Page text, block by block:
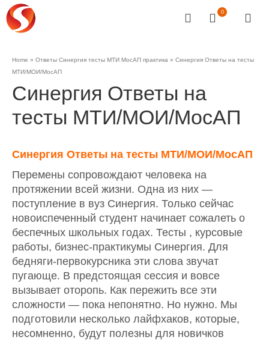
0
Home » Ответы Синергия тесты МТИ МосАП практика » Синергия Ответы на тесты
МТИ/МОИ/МосАП
Синергия Ответы на
тесты МТИ/МОИ/МосАП
Синергия Ответы на тесты МТИ/МОИ/МосАП
Перемены сопровождают человека на
протяжении всей жизни. Одна из них —
поступление в вуз Синергия. Только сейчас
новоиспеченный студент начинает сожалеть о
беспечных школьных годах. Тесты , курсовые
работы, бизнес-практикумы Синергия. Для
бедняги-первокурсника эти слова звучат
пугающе. В предстоящая сессия и вовсе
вызывает оторопь. Как пережить все эти
сложности — пока непонятно. Но нужно. Мы
подготовили несколько лайфхаков, которые,
несомненно, будут полезны для новичков